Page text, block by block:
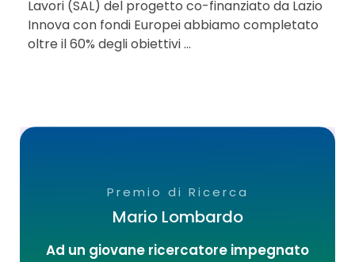
Lavori (SAL) del progetto co-finanziato da Lazio
Innova con fondi Europei abbiamo completato
oltre il 60% degli obiettivi ...
Premio di Ricerca
Mario Lombardo
Ad un giovane ricercatore impegnato